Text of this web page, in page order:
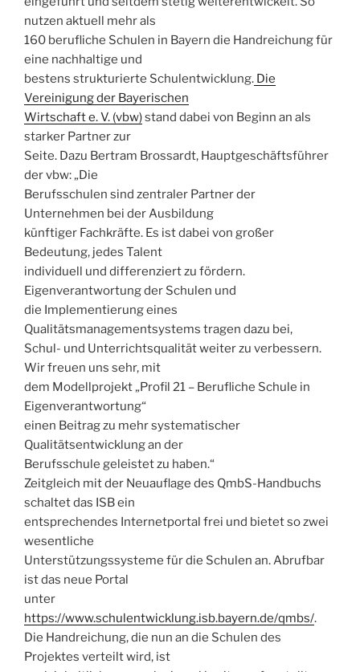
nutzen aktuell mehr als
160 berufliche Schulen in Bayern die Handreichung für
eine nachhaltige und
bestens strukturierte Schulentwicklung. Die
Vereinigung der Bayerischen
Wirtschaft e. V. (vbw)stand dabei von Beginn an als
starker Partner zur
Seite. Dazu Bertram Brossardt, Hauptgeschäftsführer
der vbw: „Die
Berufsschulen sind zentraler Partner der
Unternehmen bei der Ausbildung
künftiger Fachkräfte. Es ist dabei von großer
Bedeutung, jedes Talent
individuell und differenziert zu fördern.
Eigenverantwortung der Schulen und
die Implementierung eines
Qualitätsmanagementsystems tragen dazu bei,
Schul- und Unterrichtsqualität weiter zu verbessern.
Wir freuen uns sehr, mit
dem Modellprojekt „Profil 21 – Berufliche Schule in
Eigenverantwortung“
einen Beitrag zu mehr systematischer
Qualitätsentwicklung an der
Berufsschule geleistet zu haben.“
Zeitgleich mit der Neuauflage des QmbS-Handbuchs
schaltet das ISB ein
entsprechendes Internetportal frei und bietet so zwei
wesentliche
Unterstützungssysteme für die Schulen an. Abrufbar
ist das neue Portal
unter
https://www.schulentwicklung.isb.bayern.de/qmbs/.
Die Handreichung, die nun an die Schulen des
Projektes verteilt wird, ist